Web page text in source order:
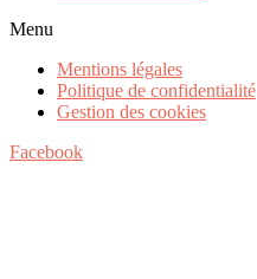
Menu
Mentions légales
Politique de confidentialité
Gestion des cookies
Facebook